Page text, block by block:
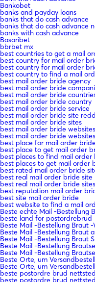
Bankobet
banks and payday loans
banks that do cash advance
banks that do cash advance
banks with cash advance
Basaribet
bbrbet mx
best countries to get a mail
best country for mail order
best country for mail order
best country to find a mail
best mail order bride agency
best mail order bride
best mail order bride
best mail order bride country
best mail order bride service
best mail order bride site
best mail order bride sites
best mail order bride websites
best mail order bride
best place for mail order bride
best place to get mail order
best places to find mail order
best places to get mail order
best rated mail order bride
best real mail order bride site
best real mail order bride sites
best reputation mail order
best site mail order bride
best website to find a mail
Beste echte Mail -Bestellung
beste land for postordrebrud
Beste Mail -Bestellung Braut
Beste Mail -Bestellung Braut
Beste Mail -Bestellung Braut
Beste Mail -Bestellung
Beste Mail -Bestellung
Beste Orte, um
Beste Orte, um
beste postordre brud nettsted
beste postordre brud